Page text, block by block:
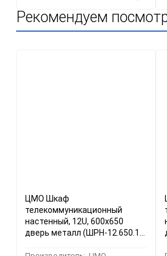
Рекомендуем
ЦМО Шкаф
телекоммуникационный
настенный, 12U, 600х650
дверь металл (ШРН-12.650.1)